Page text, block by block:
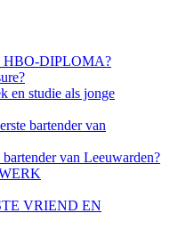
HBO-DIPLOMA?
en studie als jonge
bartender van
van Leeuwarden?
VRIEND EN